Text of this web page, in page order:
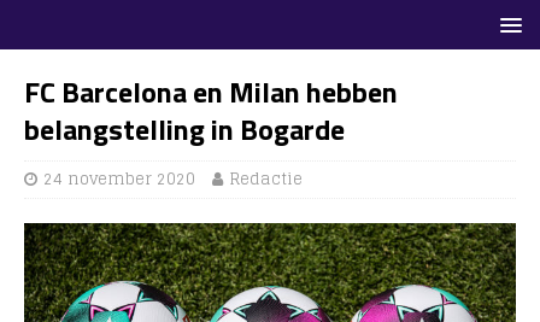
FC Barcelona en Milan hebben
belangstelling in Bogarde
24 november 2020 Redactie